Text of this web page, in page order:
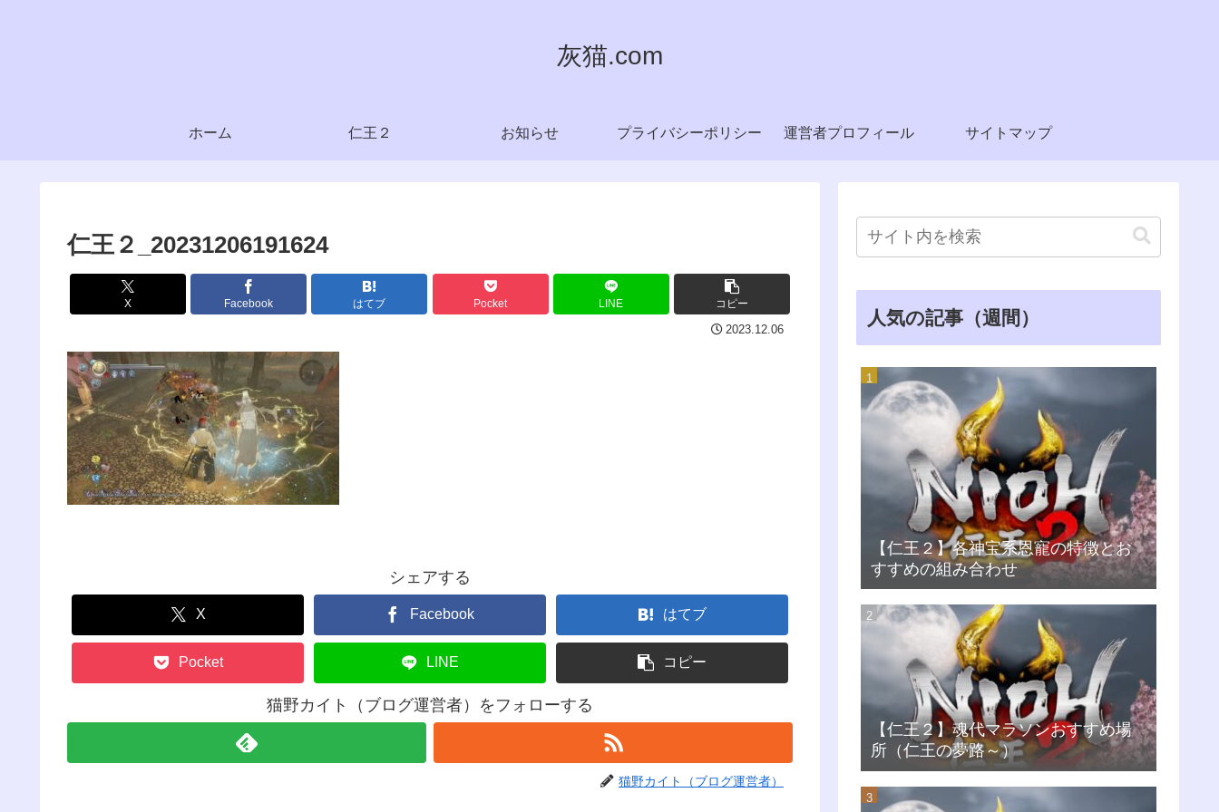
灰猫.com
ホーム 仁王２ お知らせ プライバシーポリシー 運営者プロフィール サイトマップ
仁王２_20231206191624
X Facebook はてブ Pocket LINE コピー
2023.12.06
シェアする
X Facebook はてブ
Pocket LINE コピー
猫野カイト（ブログ運営者）をフォローする
猫野カイト（ブログ運営者）
人気の記事（週間）
【仁王２】各神宝系恩寵の特徴とお
すすめの組み合わせ
【仁王２】魂代マラソンおすすめ場
所（仁王の夢路～）